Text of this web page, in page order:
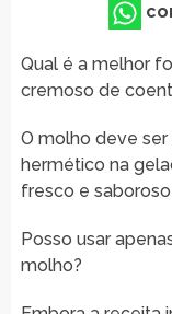
Qual é a melhor
cremoso de
O molho deve
hermético na
fresco e
Posso usar
molho?